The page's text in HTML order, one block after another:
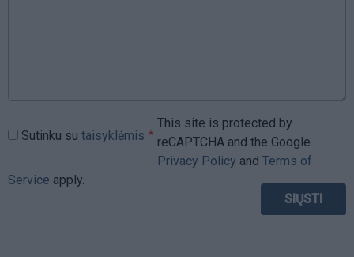
Sutinku su taisyklėmis
This site is protected by
reCAPTCHA and the Google
Privacy Policy and Terms of
Service apply.